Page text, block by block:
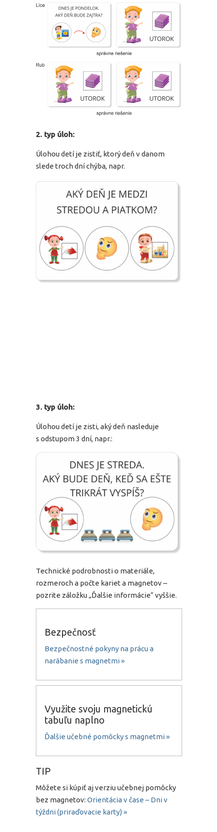
2. typ úloh:
Úlohou detí je zistiť, ktorý deň v danom
slede troch dní chýba, napr.
3. typ úloh:
Úlohou detí je zisti, aký deň nasleduje
s odstupom 3 dní, napr.:
Technické podrobnosti o materiále,
rozmeroch a počte kariet a magnetov –
pozrite záložku „Ďalšie informácie“ vyššie.
Bezpečnosť
Bezpečnostné pokyny na prácu a
narábanie s magnetmi »
Využite svoju magnetickú
tabuľu naplno
Ďalšie učebné pomôcky s magnetmi »
TIP
Môžete si kúpiť aj verziu učebnej pomôcky
bez magnetov: Orientácia v čase – Dni v
týždni (priraďovacie karty) »